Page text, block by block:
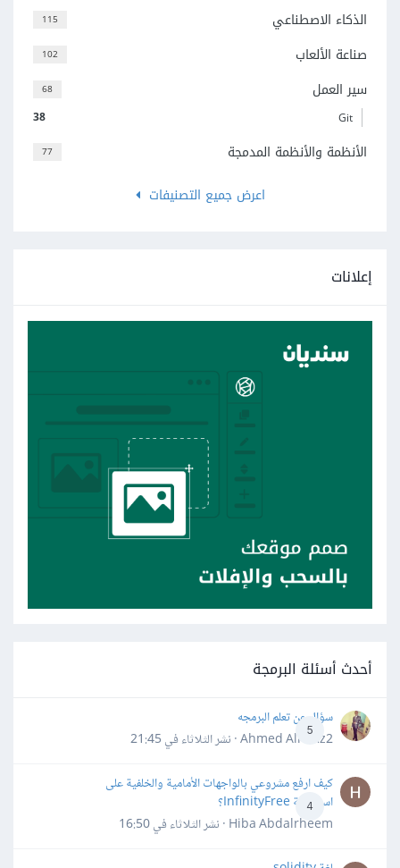
115 الذكاء الاصطناعي
102 صناعة الألعاب
68 سير العمل
38 Git
77
الأنظمة والأنظمة المدمجة
اعرض جميع التصنيفات
إعلانات
أحدث أسئلة البرمجة
5
سؤال عن تعلم البرمجه
Ahmed Alhafiz2 · نشر
الثلاثاء في 21:45
4
كيف ارفع مشروعي بالواجهات الأمامية والخلفية على
استضافة InfinityFree؟
Hiba Abdalrheem · نشر
الثلاثاء في 16:50